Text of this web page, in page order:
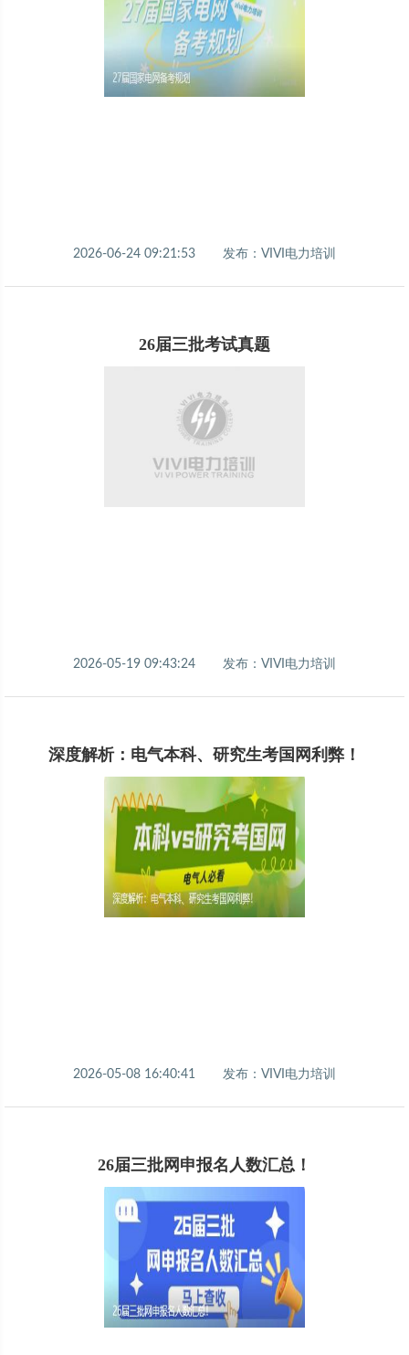
2026-06-24 09:21:53 发布：VIVI电力培训
26届三批考试真题
2026-05-19 09:43:24 发布：VIVI电力培训
深度解析：电气本科、研究生考国网利弊！
2026-05-08 16:40:41 发布：VIVI电力培训
26届三批网申报名人数汇总！